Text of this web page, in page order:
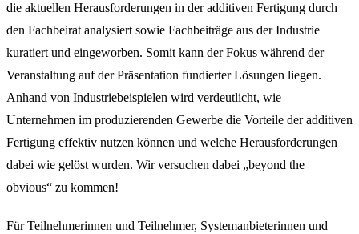
die aktuellen Herausforderungen in der additiven Fertigung durch
den Fachbeirat analysiert sowie Fachbeiträge aus der Industrie
kuratiert und eingeworben. Somit kann der Fokus während der
Veranstaltung auf der Präsentation fundierter Lösungen liegen.
Anhand von Industriebeispielen wird verdeutlicht, wie
Unternehmen im produzierenden Gewerbe die Vorteile der additiven
Fertigung effektiv nutzen können und welche Herausforderungen
dabei wie gelöst wurden. Wir versuchen dabei „beyond the
obvious“ zu kommen!
Für Teilnehmerinnen und Teilnehmer, Systemanbieterinnen und